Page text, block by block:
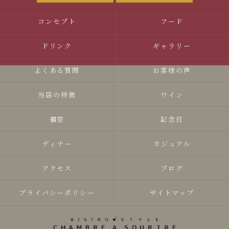
コンセプト フード
ドリンク ギャラリー
よくある質問 お客様の声
当店の特徴 ワイン
個室 記念日
ディナー カジュアル
アクセス ブログ
プライバシーポリシー サイトマップ